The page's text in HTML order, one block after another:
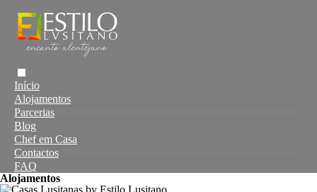
Início
Alojamentos
Parcerias
Blog
Chef em Casa
Contactos
FAQ
Alojamentos